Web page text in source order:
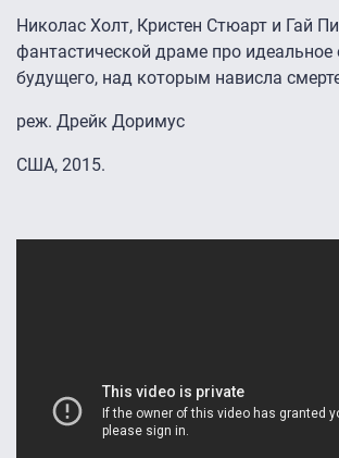
Николас Холт, Кристен Стюарт и Гай
фантастической драме про идеальное
будущего, над которым нависла
реж. Дрейк Доримус
США, 2015.